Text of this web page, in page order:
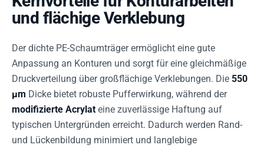
und flächige Verklebung
Der dichte PE-Schaumträger ermöglicht eine gute
Anpassung an Konturen und sorgt für eine gleichmäßige
Druckverteilung über großflächige Verklebungen. Die 550
µm Dicke bietet robuste Pufferwirkung, während der
modifizierte Acrylat eine zuverlässige Haftung auf
typischen Untergründen erreicht. Dadurch werden Rand-
und Lückenbildung minimiert und langlebige